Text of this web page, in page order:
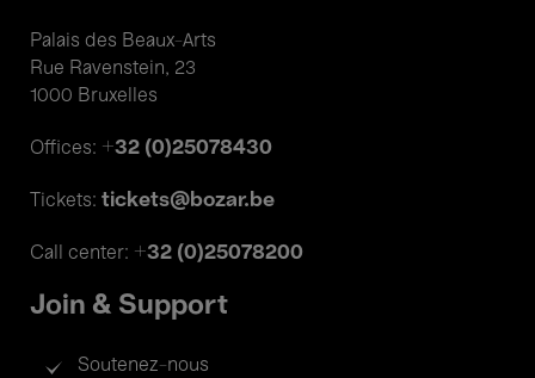
Palais des Beaux-Arts
Rue Ravenstein, 23
1000 Bruxelles
Offices: +32 (0)25078430
Tickets: tickets@bozar.be
Call center: +32 (0)25078200
Join & Support
Soutenez-nous